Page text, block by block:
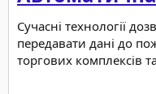
Сучасні технології
передавати дані до
торгових комплексів